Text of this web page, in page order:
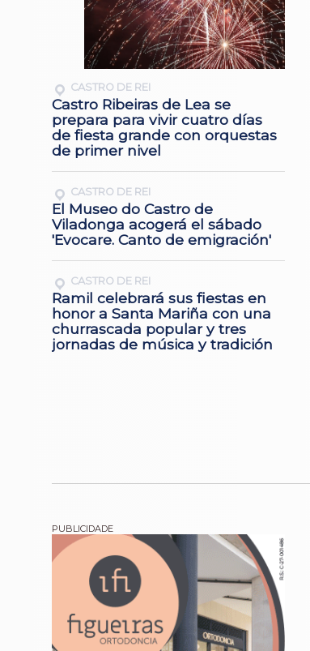
CASTRO DE REI
Castro Ribeiras de Lea se
prepara para vivir cuatro días
de fiesta grande con orquestas
de primer nivel
CASTRO DE REI
El Museo do Castro de
Viladonga acogerá el sábado
'Evocare. Canto de emigración'
CASTRO DE REI
Ramil celebrará sus fiestas en
honor a Santa Mariña con una
churrascada popular y tres
jornadas de música y tradición